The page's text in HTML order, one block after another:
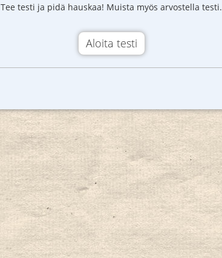
Tee testi ja pidä hauskaa! Muista myös arvostella testi.
Aloita testi